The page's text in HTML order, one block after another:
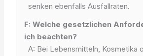
senken ebenfalls Ausfallraten.
F: Welche gesetzlichen
ich beachten?
A: Bei Lebensmitteln, Kosmetika